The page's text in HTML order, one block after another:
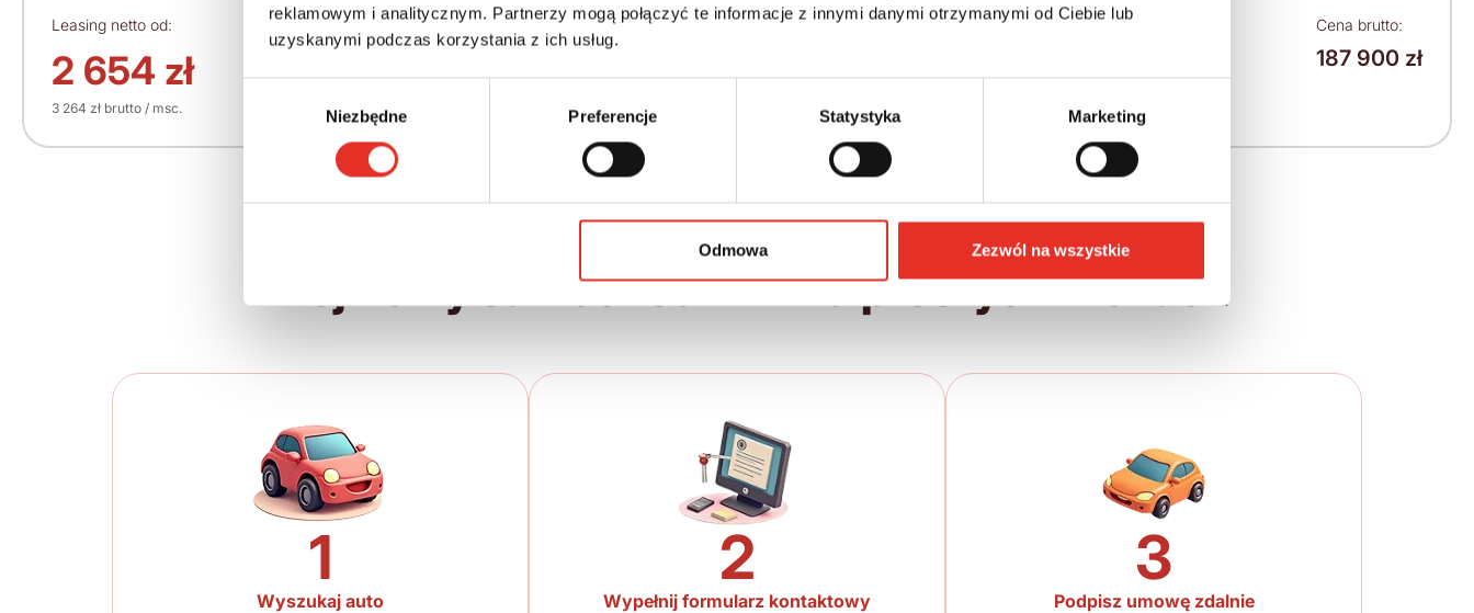
reklamowym i analitycznym. Partnerzy mogą połączyć te informacje z innymi danymi otrzymanymi od Ciebie lub
uzyskanymi podczas korzystania z ich usług.
Niezbędne Preferencje Statystyka Marketing
Odmowa Zezwól na wszystkie
Leasing netto od:
2 654 zł
3 264 zł brutto / msc.
Cena brutto:
209 061 zł
Leasing netto od:
2 520 zł
3 100 zł brutto / msc.
Cena brutto: Leasing netto od:
2 386 zł
2 935 zł brutto / msc.
Cena brutto:
187 900 zł
Twój nowy samochód w kilku prostych krokach
1
Wyszukaj auto
2
Wypełnij formularz kontaktowy
3
Podpisz umowę zdalnie